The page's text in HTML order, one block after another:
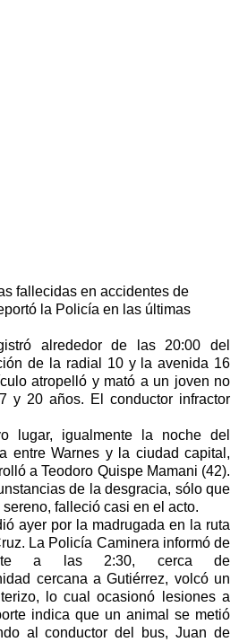
fallecidas en accidentes de
la Policía en las últimas
alrededor de las 20:00 del
de la radial 10 y la avenida 16
atropelló y mató a un joven no
y 20 años. El conductor infractor
lugar, igualmente la noche del
entre Warnes y la ciudad capital,
a Teodoro Quispe Mamani (42).
de la desgracia, sólo que
falleció casi en el acto.
ayer por la madrugada en la ruta
La Policía Caminera informó de
a las 2:30, cerca de
cercana a Gutiérrez, volcó un
lo cual ocasionó lesiones a
indica que un animal se metió
al conductor del bus, Juan de